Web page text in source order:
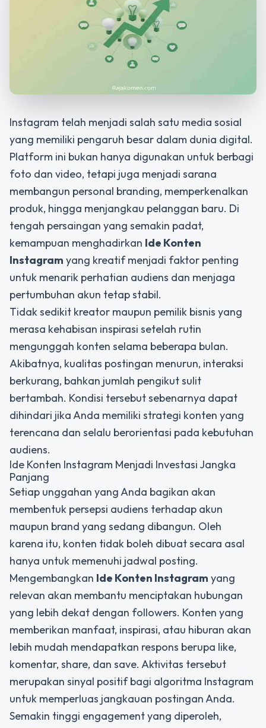
Instagram telah menjadi salah satu media sosial
yang memiliki pengaruh besar dalam dunia digital.
Platform ini bukan hanya digunakan untuk berbagi
foto dan video, tetapi juga menjadi sarana
membangun personal branding, memperkenalkan
produk, hingga menjangkau pelanggan baru. Di
tengah persaingan yang semakin padat,
kemampuan menghadirkan Ide Konten
Instagram yang kreatif menjadi faktor penting
untuk menarik perhatian audiens dan menjaga
pertumbuhan akun tetap stabil.
Tidak sedikit kreator maupun pemilik bisnis yang
merasa kehabisan inspirasi setelah rutin
mengunggah konten selama beberapa bulan.
Akibatnya, kualitas postingan menurun, interaksi
berkurang, bahkan jumlah pengikut sulit
bertambah. Kondisi tersebut sebenarnya dapat
dihindari jika Anda memiliki strategi konten yang
terencana dan selalu berorientasi pada kebutuhan
audiens.
Ide Konten Instagram Menjadi Investasi Jangka
Panjang
Setiap unggahan yang Anda bagikan akan
membentuk persepsi audiens terhadap akun
maupun brand yang sedang dibangun. Oleh
karena itu, konten tidak boleh dibuat secara asal
hanya untuk memenuhi jadwal posting.
Mengembangkan Ide Konten Instagram yang
relevan akan membantu menciptakan hubungan
yang lebih dekat dengan followers. Konten yang
memberikan manfaat, inspirasi, atau hiburan akan
lebih mudah mendapatkan respons berupa like,
komentar, share, dan save. Aktivitas tersebut
merupakan sinyal positif bagi algoritma Instagram
untuk memperluas jangkauan postingan Anda.
Semakin tinggi engagement yang diperoleh,